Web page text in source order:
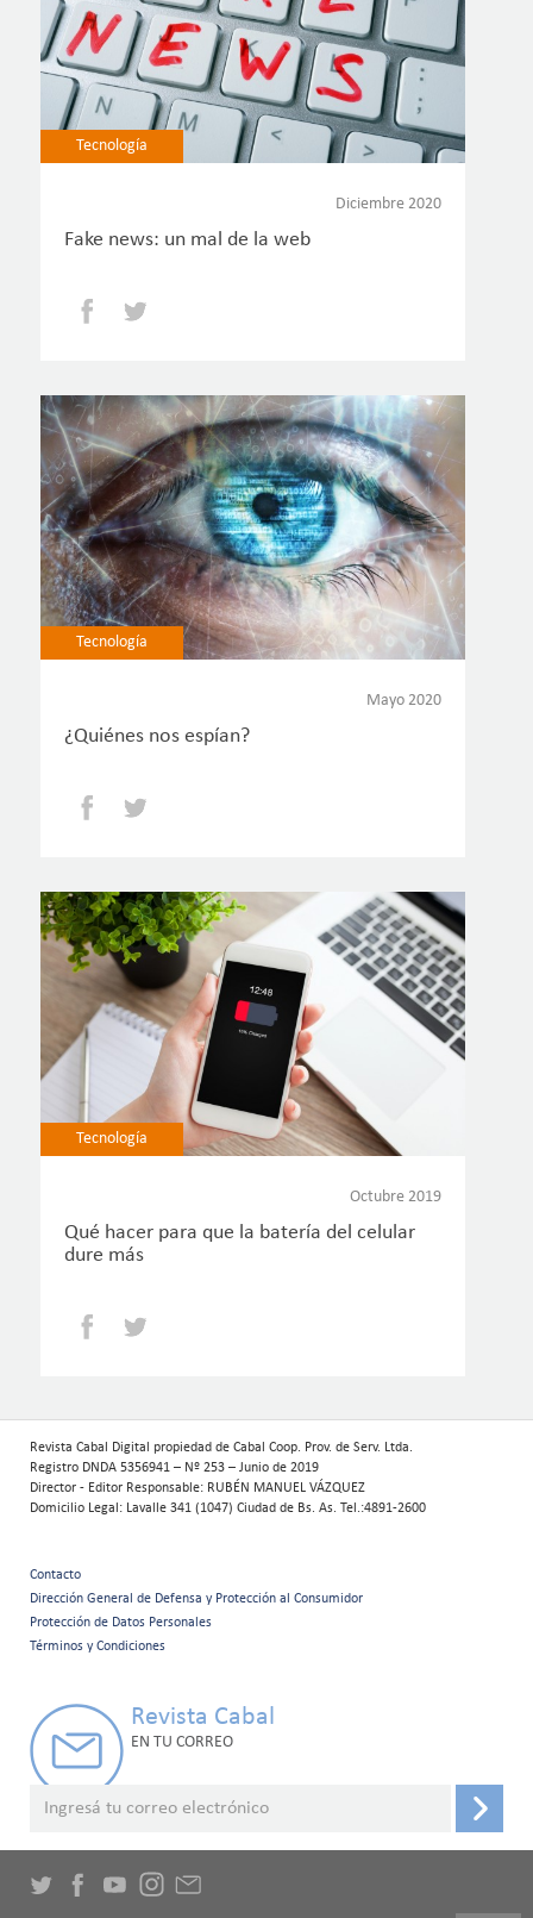
Tecnología
Diciembre 2020
Fake news: un mal de la web
Facebook
Tecnología
Mayo 2020
¿Quiénes nos espían?
Facebook
Tecnología
Octubre 2019
Qué hacer para que la batería del celular
dure más
Facebook
Revista Cabal Digital propiedad de Cabal Coop. Prov. de Serv. Ltda.
Registro DNDA 5356941 – Nº 253 – Junio de 2019
Director - Editor Responsable: RUBÉN MANUEL VÁZQUEZ
Domicilio Legal: Lavalle 341 (1047) Ciudad de Bs. As. Tel.:4891-2600
Menú
secundario
Contacto
Dirección General de Defensa y Protección al Consumidor
Protección de Datos Personales
Términos y Condiciones
Revista Cabal
EN TU CORREO